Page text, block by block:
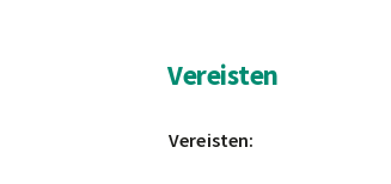
Vereisten
Vereisten: